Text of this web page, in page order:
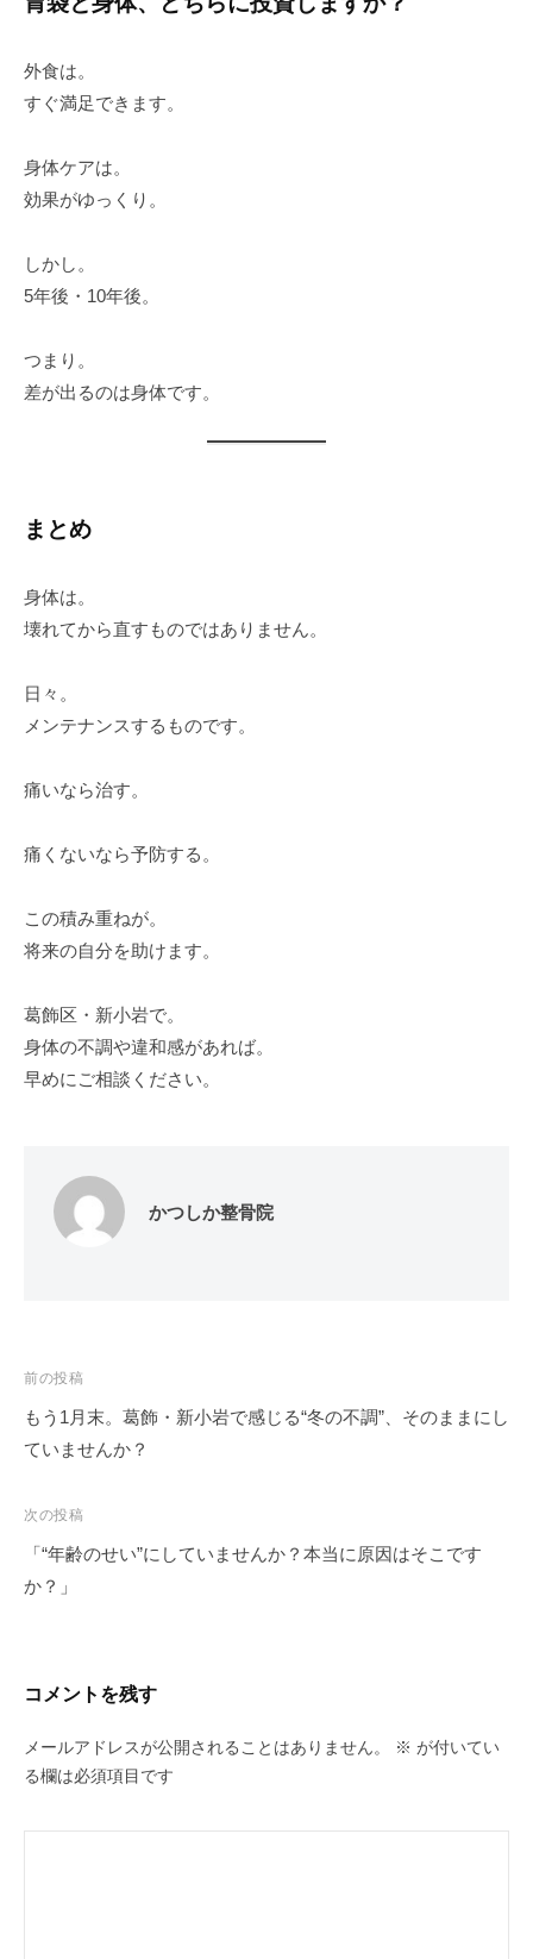
外食は。
すぐ満足できます。
身体ケアは。
効果がゆっくり。
しかし。
5年後・10年後。
つまり。
差が出るのは身体です。
まとめ
身体は。
壊れてから直すものではありません。
日々。
メンテナンスするものです。
痛いなら治す。
痛くないなら予防する。
この積み重ねが。
将来の自分を助けます。
葛飾区・新小岩で。
身体の不調や違和感があれば。
早めにご相談ください。
かつしか整骨院
投
稿
ナ
ゲ
ー
シ
前の投稿
もう1月末。葛飾・新小岩で感じる“冬の不調”、そのままにし
ていませんか？
次の投稿
「“年齢のせい”にしていませんか？本当に原因はそこです
か？」
コメントを残す
メールアドレスが公開されることはありません。 ※ が付いてい
る欄は必須項目です